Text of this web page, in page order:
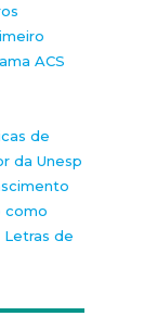
ACS
de
da Unesp
como
de